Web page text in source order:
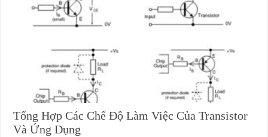
Tổng Hợp Các Chế Độ Làm Việc Của Transistor
Và Ứng Dụng